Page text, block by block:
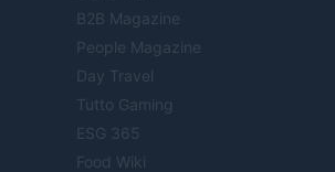
B2B Magazine
People Magazine
Day Travel
Tutto Gaming
ESG 365
Food Wiki